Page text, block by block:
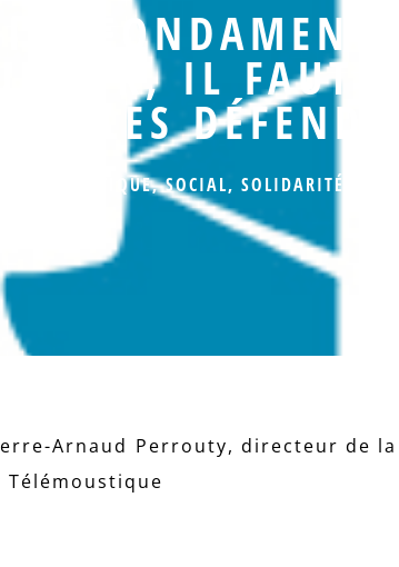
IL FAUT
ET LES
POLITIQUE,SOCIAL, SOLIDARITÉ
Arnaud Perrouty, directeur de
Télémoustique